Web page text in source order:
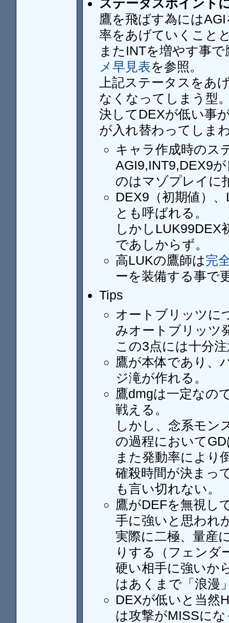
ステータスポイント
鷹を飛ばす為には
率をあげていくこと
またINTを増やす事
メ早見表を参照。
上記ステータスをあ
なくなってしまう型
決してDEXが低い事
が入れ替わってしま
キャラ作成時のス
AGI9,INT9,DEX9
のはマゾプレイに
DEX9（初期値）
とも呼ばれる。
しかしLUK99DEX
であしからず。
高LUKの鷹師は完
ーを装備する事で
Tips
オートブリッツに
みオートブリッツ
この3点には十分
鷹が本体であり、
ジ滝が作れる。
鷹dmgは一定なの
戦える。
しかし、念系モン
の過程において
また発動率により
確殺時間が決まっ
も言い切れない。
鷹がDEFを無視し
手に強いと思われ
実際に二極、量産
りする（フェンダ
硬い相手に強いか
はあくまで「浪漫
DEXが低いと当然
は攻撃がMISSに